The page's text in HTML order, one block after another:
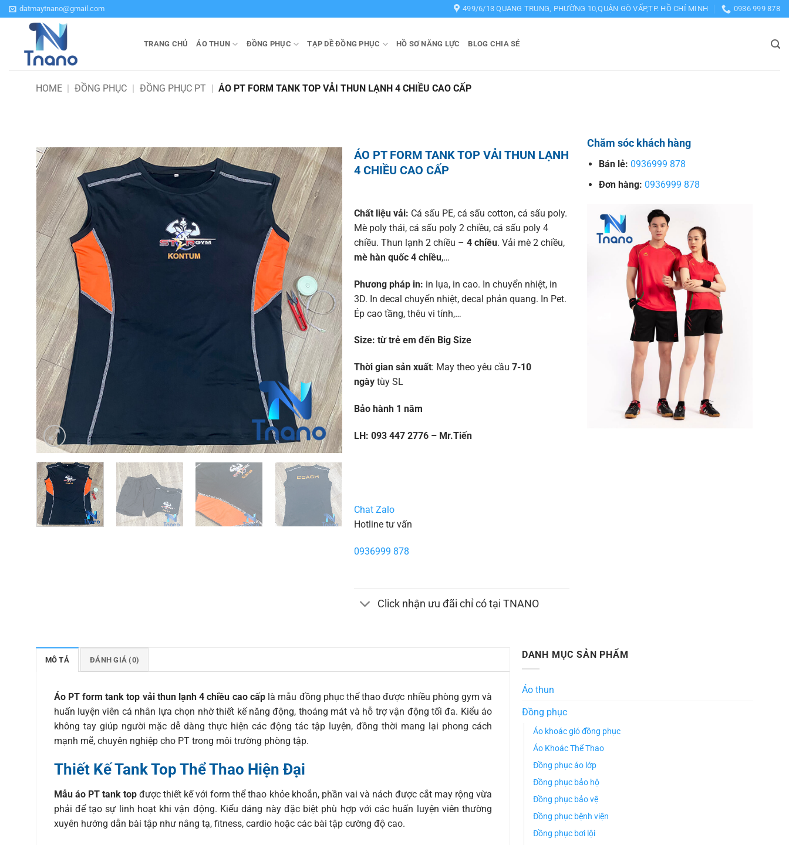
Bỏ
qua
datmaytnano@gmail.com 499/6/13 QUANG TRUNG, PHƯỜNG 10,QUẬN GÒ VẤP,TP. HỒ CHÍ MINH 0936 999 878
TRANG CHỦ ÁO THUN ĐỒNG PHỤC TẠP DỀ ĐỒNG PHỤC HỒ SƠ NĂNG LỰC BLOG CHIA SẺ
HOME | ĐỒNG PHỤC | ĐỒNG PHỤC PT | ÁO PT FORM TANK TOP VẢI THUN LẠNH 4 CHIỀU CAO CẤP
ÁO PT FORM TANK TOP VẢI THUN LẠNH
4 CHIỀU CAO CẤP
Chất liệu vải: Cá sấu PE, cá sấu cotton, cá sấu poly.
Mè poly thái, cá sấu poly 2 chiều, cá sấu poly 4
chiều. Thun lạnh 2 chiều – 4 chiều. Vải mè 2 chiều,
mè hàn quốc 4 chiều,…
Phương pháp in: in lụa, in cao. In chuyển nhiệt, in
3D. In decal chuyển nhiệt, decal phản quang. In Pet.
Ép cao tầng, thêu vi tính,…
Size: từ trẻ em đến Big Size
Thời gian sản xuất: May theo yêu cầu 7-10
ngàytùy SL
Bảo hành 1 năm
LH: 093 447 2776 – Mr.Tiến
Chat Zalo
Hotline tư vấn
0936999 878
Click nhận ưu đãi chỉ có tại TNANO
Chăm sóc khách hàng
Bán lẻ: 0936999 878
Đơn hàng: 0936999 878
MÔ TẢ ĐÁNH GIÁ (0)
Áo PT form tank top vải thun lạnh 4 chiều cao cấplà mẫu đồng phục thể thao được nhiều phòng gym và
huấn luyện viên cá nhân lựa chọn nhờ thiết kế năng động, thoáng mát và hỗ trợ vận động tối đa. Kiểu áo
không tay giúp người mặc dễ dàng thực hiện các động tác tập luyện, đồng thời mang lại phong cách
mạnh mẽ, chuyên nghiệp cho PT trong môi trường phòng tập.
Thiết Kế Tank Top Thể Thao Hiện Đại
Mẫu áo PT tank topđược thiết kế với form thể thao khỏe khoắn, phần vai và nách được cắt may rộng vừa
phải để tạo sự linh hoạt khi vận động. Kiểu dáng này đặc biệt phù hợp với các huấn luyện viên thường
xuyên hướng dẫn bài tập như nâng tạ, fitness, cardio hoặc các bài tập cường độ cao.
DANH MỤC SẢN PHẨM
Áo thun
Đồng phục
Áo khoác gió đồng phục
Áo Khoác Thể Thao
Đồng phục áo lớp
Đồng phục bảo hộ
Đồng phục bảo vệ
Đồng phục bệnh viện
Đồng phục bơi lội